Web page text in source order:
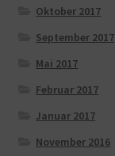
Oktober 2017
September 2017
Mai 2017
Februar 2017
Januar 2017
November 2016